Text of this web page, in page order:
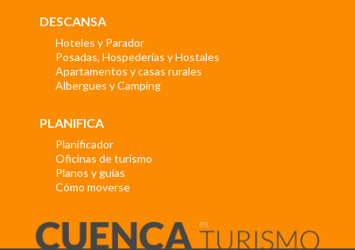
DESCANSA
Hoteles y Parador
Posadas, Hospederías y Hostales
Apartamentos y casas rurales
Albergues y Camping
PLANIFICA
Planificador
Oficinas de turismo
Planos y guías
Cómo moverse